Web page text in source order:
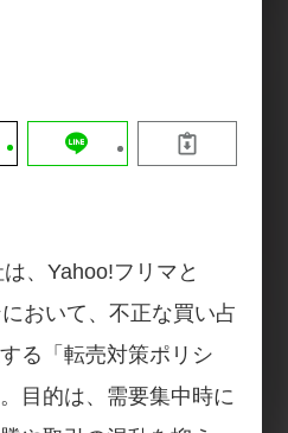
、Yahoo!フリマと
おいて、不正な買い占
る「転売対策ポリシ
目的は、需要集中時に